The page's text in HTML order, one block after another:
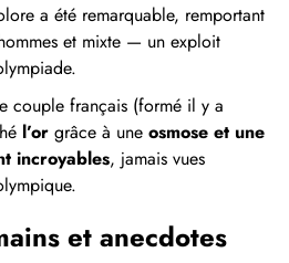
a été remarquable, remportant
et mixte — un exploit
couple français (formé il y a
l’or grâce à une osmose et une
incroyables, jamais vues
et anecdotes